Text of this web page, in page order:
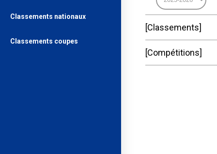
Classements
Compétitions
Classements nationaux
Classements coupes